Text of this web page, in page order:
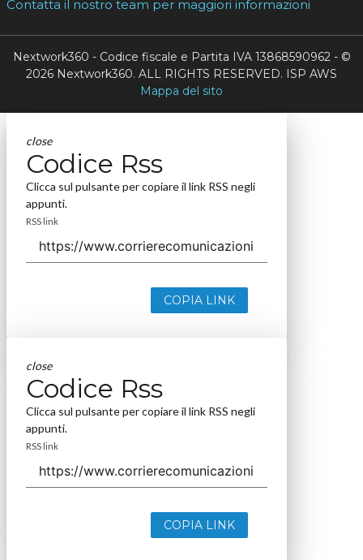
Contatta il nostro team per maggiori informazioni
Nextwork360 - Codice fiscale e Partita IVA 13868590962 - ©
2026 Nextwork360. ALL RIGHTS RESERVED. ISP AWS
Mappa del sito
close
Codice Rss
Clicca sul pulsante per copiare il link RSS negli
appunti.
RSS link
COPIA LINK
close
Codice Rss
Clicca sul pulsante per copiare il link RSS negli
appunti.
RSS link
COPIA LINK